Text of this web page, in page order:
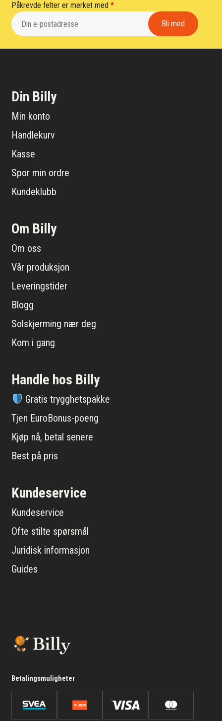
Påkrevde felter er merket med*
Din Billy
Min konto
Handlekurv
Kasse
Spor min ordre
Kundeklubb
Om Billy
Om oss
Vår produksjon
Leveringstider
Blogg
Solskjerming nær deg
Kom i gang
Handle hos Billy
Gratis trygghetspakke
Tjen EuroBonus-poeng
Kjøp nå, betal senere
Best på pris
Kundeservice
Kundeservice
Ofte stilte spørsmål
Juridisk informasjon
Guides
Betalingsmuligheter